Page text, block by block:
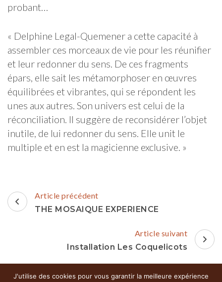
probant…
« Delphine Legal-Quemener a cette capacité à
assembler ces morceaux de vie pour les réunifier
et leur redonner du sens. De ces fragments
épars, elle sait les métamorphoser en œuvres
équilibrées et vibrantes, qui se répondent les
unes aux autres. Son univers est celui de la
réconciliation. Il suggère de reconsidérer l’objet
inutile, de lui redonner du sens. Elle unit le
multiple et en est la magicienne exclusive. »
Navigation
d'article
Article précédent
THE MOSAIQUE EXPERIENCE
Article suivant
Installation Les Coquelicots
J'utilise des cookies pour vous garantir la meilleure expérience